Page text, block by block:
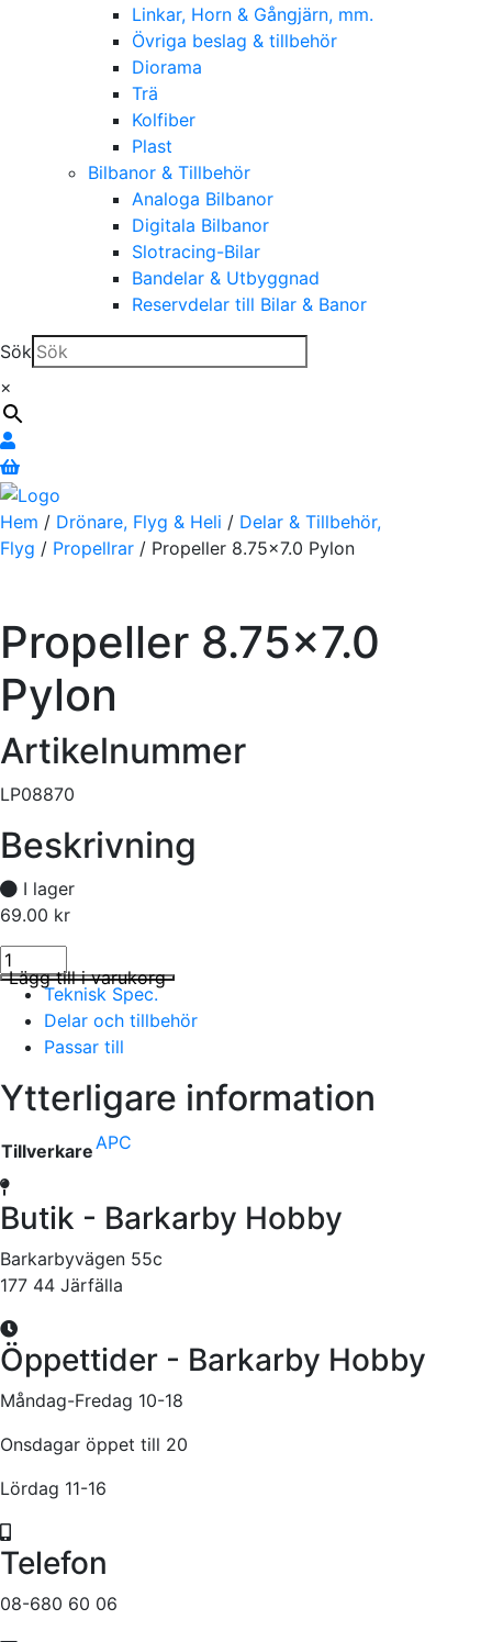
Linkar, Horn & Gångjärn, mm.
Övriga beslag & tillbehör
Diorama
Trä
Kolfiber
Plast
Bilbanor & Tillbehör
Analoga Bilbanor
Digitala Bilbanor
Slotracing-Bilar
Bandelar & Utbyggnad
Reservdelar till Bilar & Banor
Sök
×
Hem / Drönare, Flyg & Heli / Delar & Tillbehör,
Flyg / Propellrar / Propeller 8.75×7.0 Pylon
Propeller 8.75×7.0
Pylon
Artikelnummer
LP08870
Beskrivning
I lager
69.00 kr
I lager
Propeller 8.75x7.0 Pylon mängd
Lägg till i varukorg
Teknisk Spec.
Delar och tillbehör
Passar till
Ytterligare information
Tillverkare APC
Butik - Barkarby Hobby
Barkarbyvägen 55c
177 44 Järfälla
Öppettider - Barkarby Hobby
Måndag-Fredag 10-18
Onsdagar öppet till 20
Lördag 11-16
Telefon
08-680 60 06